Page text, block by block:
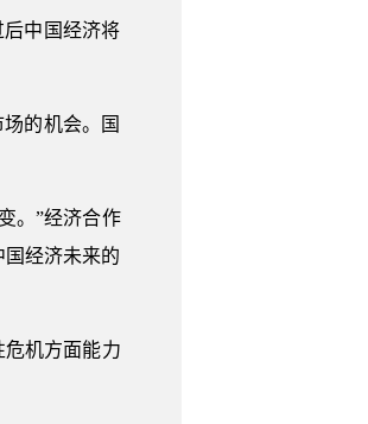
中国经济将
的机会。国
。”经济合作
经济未来的
危机方面能力